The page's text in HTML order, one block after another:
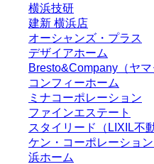
横浜技研
建新 横浜店
オーシャンズ・プラス
デザイアホーム
Bresto&Company（ヤマ
コンフィーホーム
ミナコーポレーション
ファインエステート
スタイリード（LIXIL不
ケン・コーポレーショ
浜ホーム